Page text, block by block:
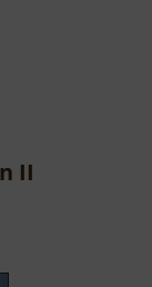
II